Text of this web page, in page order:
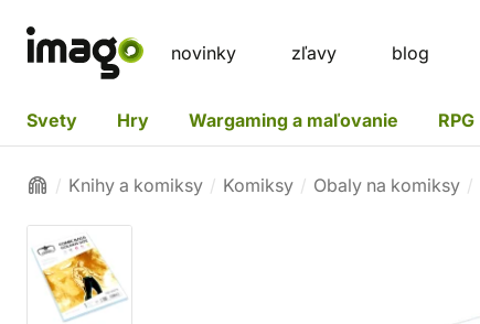
novinky zľavy blog
Svety Hry Wargaming a maľovanie RPG
Knihy a komiksy Komiksy Obaly na komiksy